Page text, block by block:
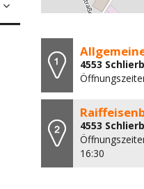
4553
4553
16:30